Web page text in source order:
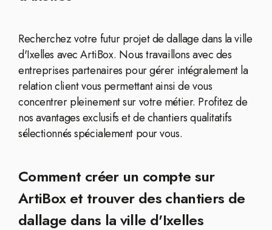
Recherchez votre futur projet de dallage dans la ville
d'Ixelles avec ArtiBox. Nous travaillons avec des
entreprises partenaires pour gérer intégralement la
relation client vous permettant ainsi de vous
concentrer pleinement sur votre métier. Profitez de
nos avantages exclusifs et de chantiers qualitatifs
sélectionnés spécialement pour vous.
Comment créer un compte sur
ArtiBox et trouver des chantiers de
dallage dans la ville d'Ixelles